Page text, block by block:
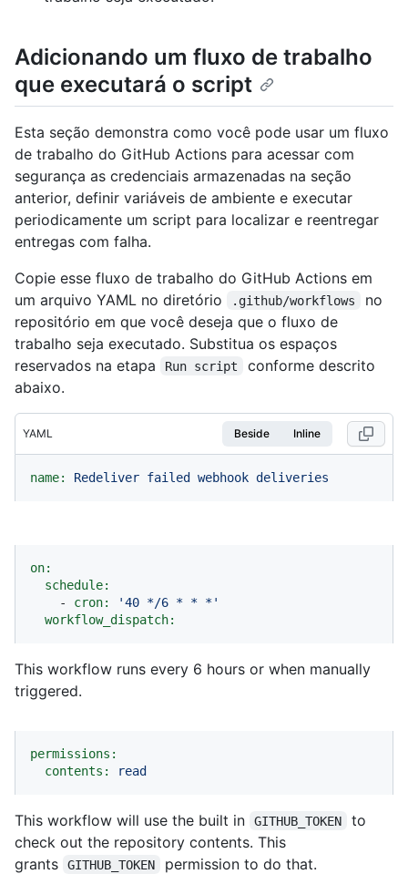
Adicionando um fluxo de trabalho
que executará o script
Esta seção demonstra como você pode usar um fluxo
de trabalho do GitHub Actions para acessar com
segurança as credenciais armazenadas na seção
anterior, definir variáveis de ambiente e executar
periodicamente um script para localizar e reentregar
entregas com falha.
Copie esse fluxo de trabalho do GitHub Actions em
um arquivo YAML no diretório
.github/workflows
no
repositório em que você deseja que o fluxo de
trabalho seja executado. Substitua os espaços
reservados na etapa
Run script
conforme descrito
abaixo.
YAML Beside Inline
name: Redeliver failed webhook deliveries
on:
schedule:
-
cron:
'40 */6 * * *'
workflow_dispatch:
This workflow runs every 6 hours or when manually
triggered.
permissions:
contents:
read
This workflow will use the built in GITHUB_TOKEN
to
check out the repository contents. This
grants
GITHUB_TOKEN permission to do that.